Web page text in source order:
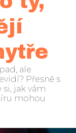
ale
Přesně s
jak vám
mohou